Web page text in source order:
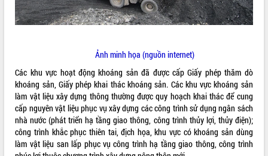
Ảnh minh họa (nguồn internet)
Các khu vực hoạt động khoáng sản đã được cấp Giấy phép thăm dò
khoáng sản, Giấy phép khai thác khoáng sản. Các khu vực khoáng sản
làm vật liệu xây dựng thông thường được quy hoạch khai thác để cung
cấp nguyên vật liệu phục vụ xây dựng các công trình sử dụng ngân sách
nhà nước (phát triển hạ tầng giao thông, công trình thủy lợi, thủy điện);
công trình khắc phục thiên tai, địch họa, khu vực có khoáng sản dùng
làm vật liệu san lấp phục vụ công trình hạ tầng giao thông, công trình